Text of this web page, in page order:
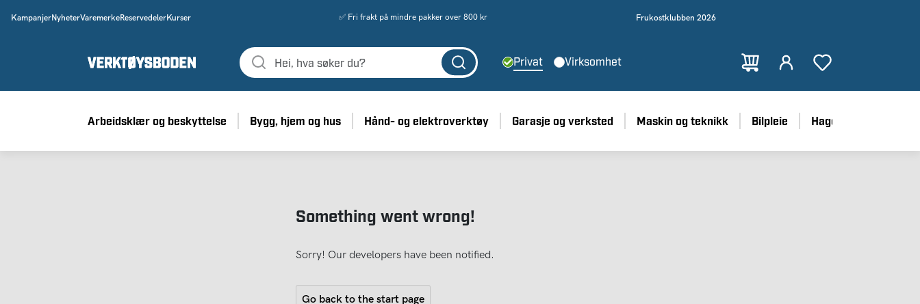
KampanjerNyheterVaremerkeReservedelerKurser ✅ Fri frakt på mindre pakker over 800 kr Frukostklubben 2026
Privat Virksomhet
Arbeidsklær og beskyttelse Bygg, hjem og hus Hånd- og elektroverktøy Garasje og verksted Maskin og teknikk Bilpleie Hage
Something went wrong!
Sorry! Our developers have been notified.
Go back to the start page